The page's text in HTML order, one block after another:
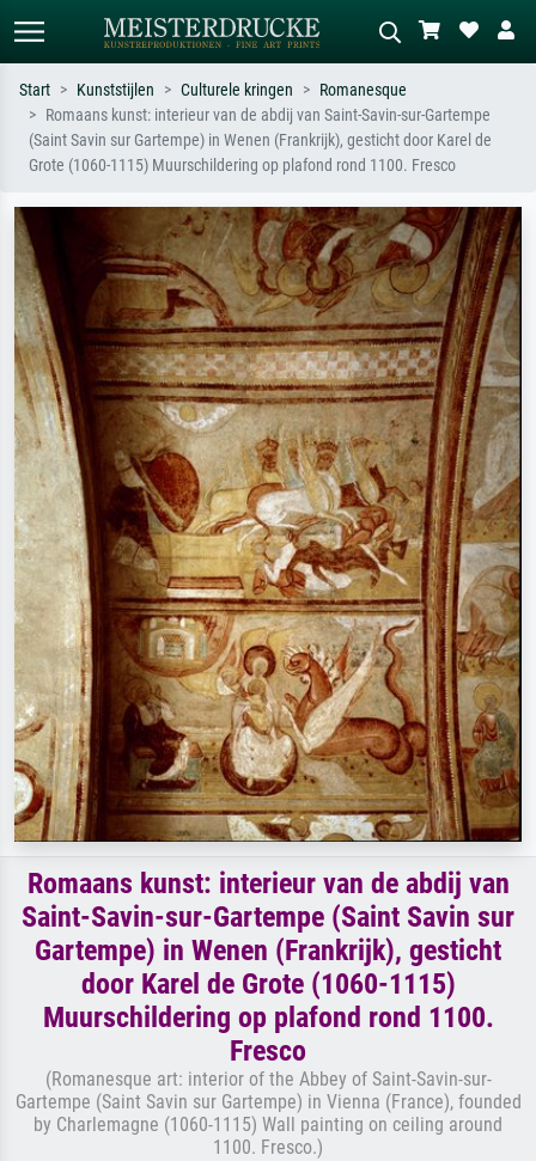
Standaard zoeken AI-beeldzoeker
Zoek op kunstenaar, titel of stijl – bijv.
Hokusai-golf, naakt.
Beschrijf de scène – bijv. groene
olieverfschilderij, staand naakt naast
een boom.
Start Kunststijlen Culturele kringen
Romanesque
Romaans kunst: interieur van de abdij van Saint-Savin-sur-Gartempe
(Saint Savin sur Gartempe) in Wenen (Frankrijk), gesticht door Karel de
Grote (1060-1115) Muurschildering op plafond rond 1100. Fresco
Romaans kunst: interieur van de abdij van
Saint-Savin-sur-Gartempe (Saint Savin sur
Gartempe) in Wenen (Frankrijk), gesticht
door Karel de Grote (1060-1115)
Muurschildering op plafond rond 1100.
Fresco
(Romanesque art: interior of the Abbey of Saint-Savin-sur-
Gartempe (Saint Savin sur Gartempe) in Vienna (France), founded
by Charlemagne (1060-1115) Wall painting on ceiling around
1100. Fresco.)